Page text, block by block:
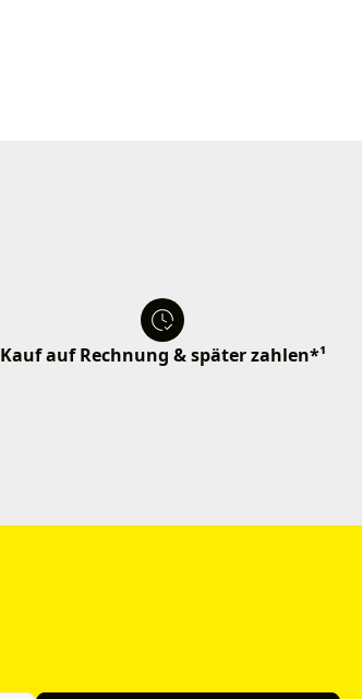
Kauf auf Rechnung & später zahlen*¹